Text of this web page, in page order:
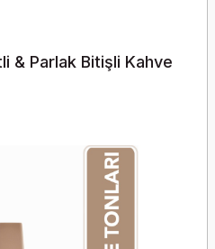
& Parlak Bitişli Kahve